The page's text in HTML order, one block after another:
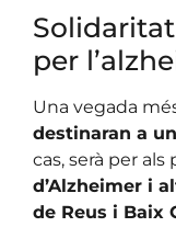
per
Una vegada
destinaran a
cas, serà per als
d’Alzheimer i
de Reus i Baix